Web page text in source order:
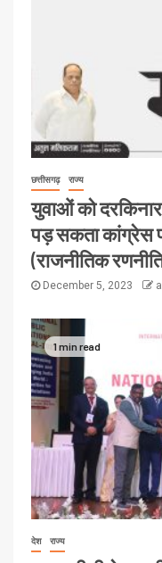
छत्तीसगढ़ राज्य
युवाओं को
पड़ सकता कांग्रेस
(राजनीतिक
December 5, 2023
1 min read
देश राज्य